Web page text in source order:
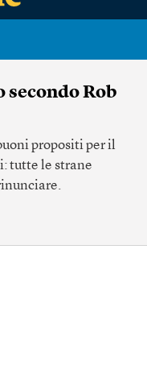
secondo Rob
propositi per il
tutte le strane